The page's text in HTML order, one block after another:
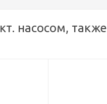
насосом, также